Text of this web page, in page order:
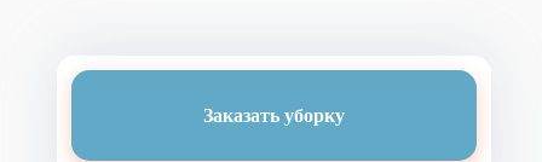
Заказать уборку